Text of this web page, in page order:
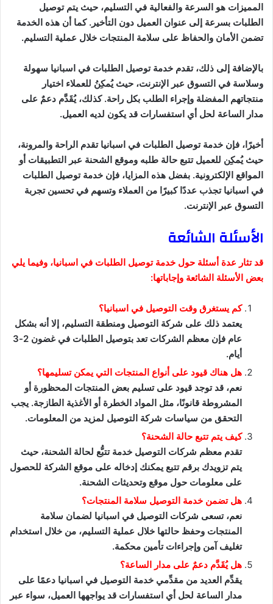
المميزات هو السرعة والفعالية في التسليم، حيث يتم توصيل
الطلبات بسرعة إلى عنوان العميل دون التأخير. كما أن هذه الخدمة
تضمن الأمان والحفاظ على سلامة المنتجات خلال عملية التسليم.
بالإضافة إلى ذلك، تقدم خدمة توصيل الطلبات في اسبانيا سهولة
وسلاسة في التسوق عبر الإنترنت، حيث يُمكِنُ للعملاء اختيار
منتجاتهم المفضلة وإجراء الطلب بكل راحة. كذلك، يُقَدَّم دعمٌ على
مدار الساعة لحل أي استفسارات قد يكون لديه العميل.
أخيرًا، فإن خدمة توصيل الطلبات في اسبانيا تقدم الراحة والمرونة،
حيث يُمكِن للعميل تتبع حالة طلبه وموقع الشحنة عبر التطبيقات أو
المواقع الإلكترونية. بفضل هذه المزايا، فإن خدمة توصيل الطلبات
في اسبانيا تجذب عددًا كبيرًا من العملاء وتسهم في تحسين تجربة
التسوق عبر الإنترنت.
الأسئلة الشائعة
قد تثار عدة أسئلة حول خدمة توصيل الطلبات في اسبانيا، وفيما يلي
بعض الأسئلة الشائعة وإجاباتها:
كم يستغرق وقت التوصيل في اسبانيا؟
يعتمد ذلك على شركة التوصيل ومنطقة التسليم، إلا أنه بشكل
عام فإن معظم الشركات تعد بتوصيل الطلبات في غضون 2-3
أيام.
هل هناك قيود على أنواع المنتجات التي يمكن تسليمها؟
نعم، قد توجد قيود على تسليم بعض المنتجات المحظورة أو
المشروطة قانونًا، مثل المواد الخطرة أو الأغذية الطازجة. يجب
التحقق من سياسات شركة التوصيل لمزيد من المعلومات.
كيف يتم تتبع حالة الشحنة؟
تقدم معظم شركات التوصيل خدمة تتبُّع لحالة الشحنة، حيث
يتم تزويدك برقم تتبع يمكنك إدخاله على موقع الشركة للحصول
على معلومات حول موقع وتحديثات الشحنة.
هل تضمن خدمة التوصيل سلامة المنتجات؟
نعم، تسعى شركات التوصيل في اسبانيا لضمان سلامة
المنتجات وحفظ حالتها خلال عملية التسليم، من خلال استخدام
تغليف آمن وإجراءات تأمين محكمة.
هل يُقَدَّم دعمٌ على مدار الساعة؟
يقدِّم العديد من مقدِّمي خدمة التوصيل في اسبانيا دعمًا على
مدار الساعة لحل أي استفسارات قد يواجهها العميل، سواء عبر